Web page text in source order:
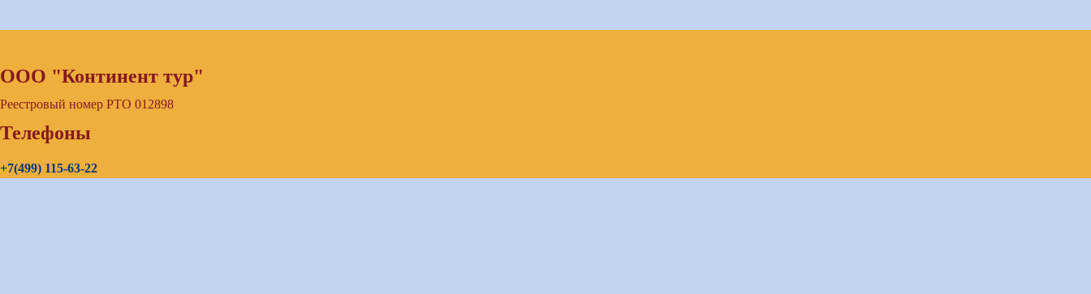
ООО "Континент тур"
Реестровый номер РТО 012898
Телефоны
+7(499) 115-63-22